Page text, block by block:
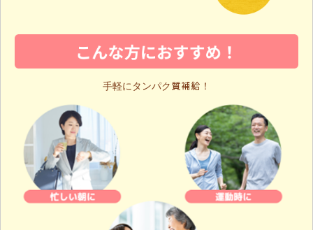
手軽にタンパク質補給！